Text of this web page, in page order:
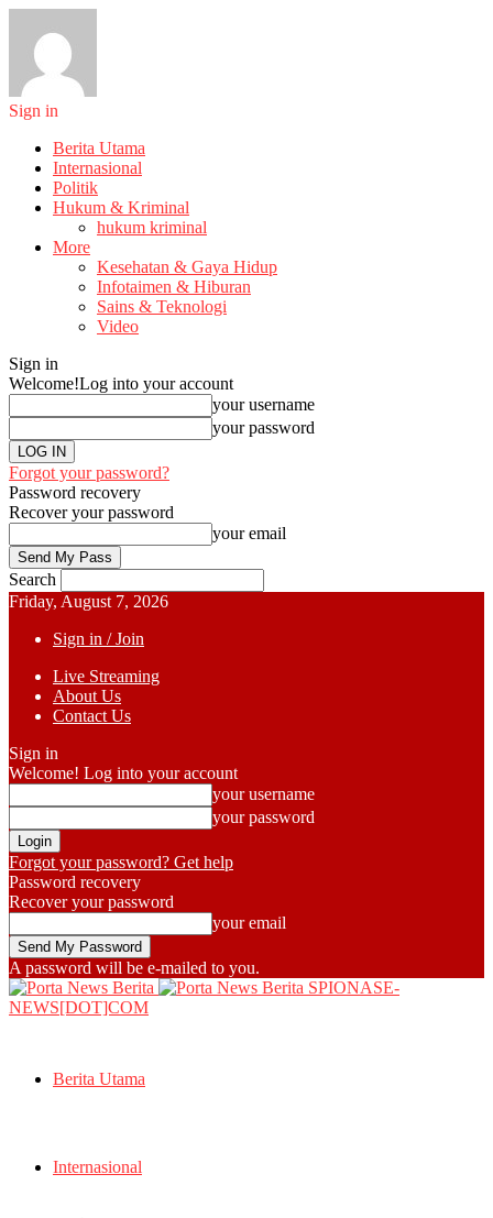
Sign in
Berita Utama
Internasional
Politik
Hukum & Kriminal
hukum kriminal
More
Kesehatan & Gaya Hidup
Infotaimen & Hiburan
Sains & Teknologi
Video
Sign in
Welcome!Log into your account
your username
your password
Forgot your password?
Password recovery
Recover your password
your email
Search
Friday, August 7, 2026
Sign in / Join
Live Streaming
About Us
Contact Us
Sign in
Welcome! Log into your account
your username
your password
Forgot your password? Get help
Password recovery
Recover your password
your email
A password will be e-mailed to you.
SPIONASE-
NEWS[DOT]COM
Berita Utama
Internasional